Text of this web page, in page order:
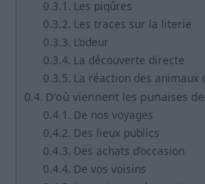
Les piqûres
Les traces sur la literie
L’odeur
La découverte directe
La réaction des animaux
D’où viennent les punaises
De nos voyages
Des lieux publics
Des achats d’occasion
De vos voisins